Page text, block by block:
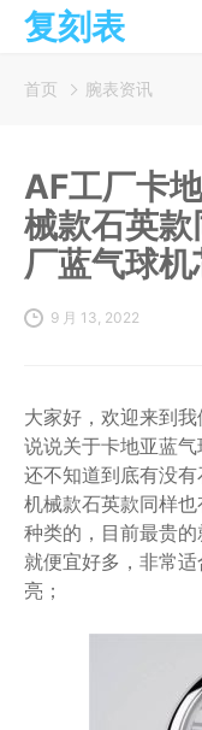
复刻表
首页 腕表资讯
AF工厂卡
械款石英
厂蓝气球
9 月 13, 2022
大家好，欢迎来到
说说关于卡地亚蓝
还不知道到底有没
机械款石英款同样
种类的，目前最贵
就便宜好多，非常
亮；